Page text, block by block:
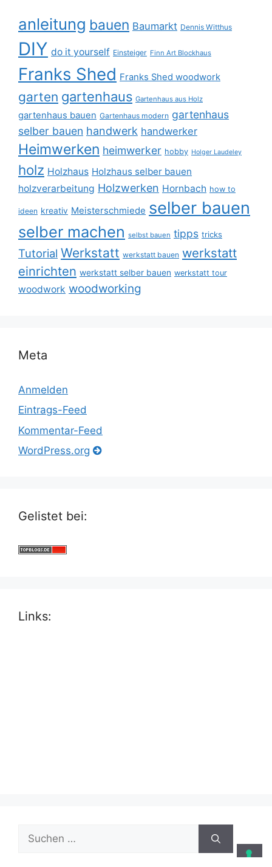
anleitung bauen Baumarkt Dennis Witthus
DIY do it yourself Einsteiger Finn Art Blockhaus
Franks Shed Franks Shed woodwork
garten gartenhaus Gartenhaus aus Holz
gartenhaus bauen Gartenhaus modern gartenhaus
selber bauen handwerk handwerker
Heimwerken heimwerker hobby Holger Laudeley
holz Holzhaus Holzhaus selber bauen
holzverarbeitung Holzwerken Hornbach how to
ideen kreativ Meisterschmiede selber bauen
selber machen selbst bauen tipps tricks
Tutorial Werkstatt werkstatt bauen werkstatt
einrichten werkstatt selber bauen werkstatt tour
woodwork woodworking
Meta
Anmelden
Eintrags-Feed
Kommentar-Feed
WordPress.org
Gelistet bei:
Links:
Suche
nach: